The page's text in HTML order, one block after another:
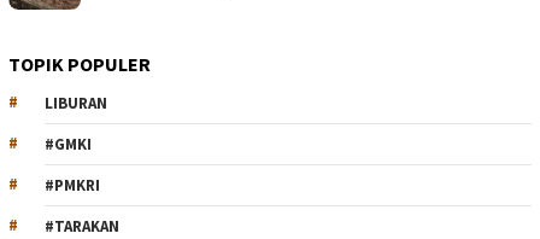
TOPIK POPULER
LIBURAN
#GMKI
#PMKRI
#TARAKAN